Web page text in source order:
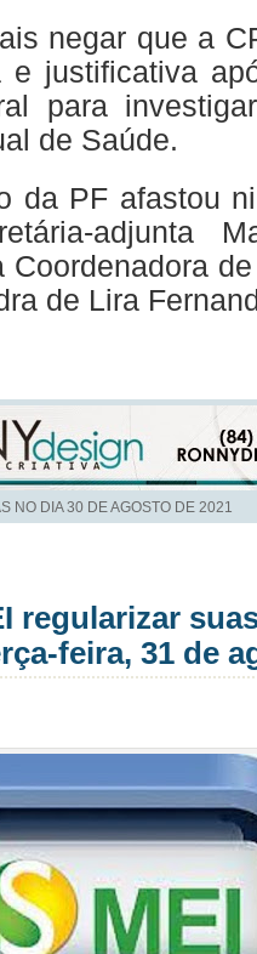
negar que a
e justificativa
para
de Saúde.
da PF afastou
adjunta
Coordenadora
de Lira
NO DIA30 DE AGOSTO DE 2021
regularizar
feira, 31 de